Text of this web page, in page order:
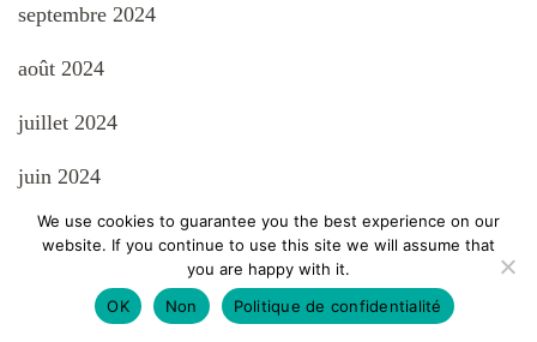
septembre 2024
août 2024
juillet 2024
juin 2024
mai 2024
avril 2024
We use cookies to guarantee you the best experience on our
website. If you continue to use this site we will assume that
you are happy with it.
OK
Non Politique de confidentialité